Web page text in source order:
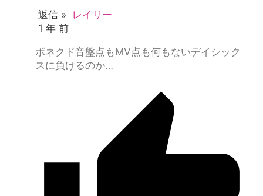
返信 » レイリー
1 年 前
ボネクド音盤点もMV点も何もないデイシック
スに負けるのか…